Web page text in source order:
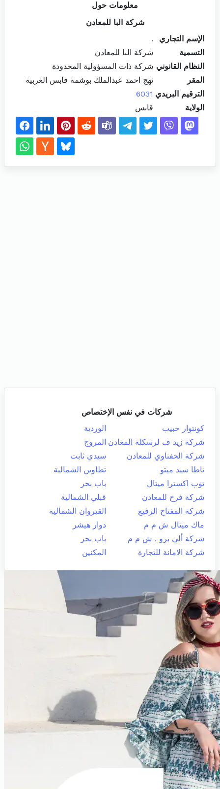
معلومات حول
شركة البا للمعادن
الإسم التجاري
.
التسمية
شركة البا للمعادن
النظام القانوني شركة ذات المسؤولية المحدودة
المقر
نهج احمد عبدالملك بوشمة قابس الغربية
الترقيم البريدي 6031
الولاية
قابس
شركات في نفس الإختصاص
كونتوار حبيب
الوردية
شركة زيد ف لرسكلة المعادن المروج
شركة الحفناوي للمعادن
سيدي ثابت
تاطا سيد ميتو
تطاوين الشمالية
توب اكسترا ميتال
باب بحر
شركة فرح للمعادن
قبلي الشمالية
شركة المفتاح الرفيع
القيروان الشمالية
ماك ميتال ش م م
دوار هيشر
شركة ألي برو . ش م م
باب بحر
شركة الامانة للتجارة
المكنين